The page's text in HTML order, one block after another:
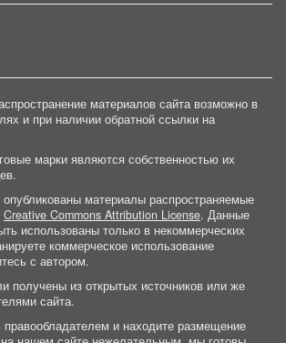
материалов сайта возможно в
и при наличии обратной ссылки на
марки являются собственностью их
материалы распространяемые
Creative Commons Attribution License. Данные
использованы только в некоммерческих
коммерческое использование
с автором.
получены из открытых источников или же
сайта.
и находите размещение